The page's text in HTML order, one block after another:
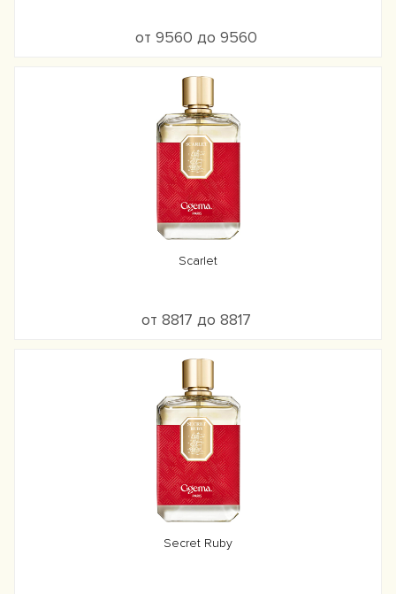
от 9560 до 9560
Scarlet
от 8817 до 8817
Secret Ruby